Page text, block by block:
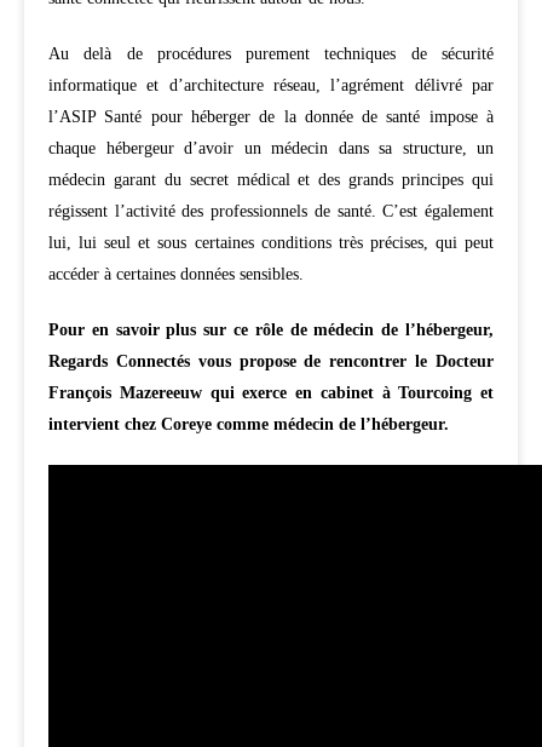
Au delà de procédures purement techniques de sécurité
informatique et d’architecture réseau, l’agrément délivré par
l’ASIP Santé pour héberger de la donnée de santé impose à
chaque hébergeur d’avoir un médecin dans sa structure, un
médecin garant du secret médical et des grands principes qui
régissent l’activité des professionnels de santé. C’est également
lui, lui seul et sous certaines conditions très précises, qui peut
accéder à certaines données sensibles.
Pour en savoir plus sur ce rôle de médecin de l’hébergeur,
Regards Connectés vous propose de rencontrer le Docteur
François Mazereeuw qui exerce en cabinet à Tourcoing et
intervient chez Coreye comme médecin de l’hébergeur.